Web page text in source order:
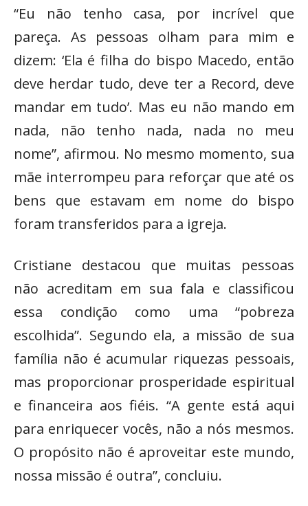
“Eu não tenho casa, por incrível que
pareça. As pessoas olham para mim e
dizem: ‘Ela é filha do bispo Macedo, então
deve herdar tudo, deve ter a Record, deve
mandar em tudo’. Mas eu não mando em
nada, não tenho nada, nada no meu
nome”, afirmou. No mesmo momento, sua
mãe interrompeu para reforçar que até os
bens que estavam em nome do bispo
foram transferidos para a igreja.
Cristiane destacou que muitas pessoas
não acreditam em sua fala e classificou
essa condição como uma “pobreza
escolhida”. Segundo ela, a missão de sua
família não é acumular riquezas pessoais,
mas proporcionar prosperidade espiritual
e financeira aos fiéis. “A gente está aqui
para enriquecer vocês, não a nós mesmos.
O propósito não é aproveitar este mundo,
nossa missão é outra”, concluiu.